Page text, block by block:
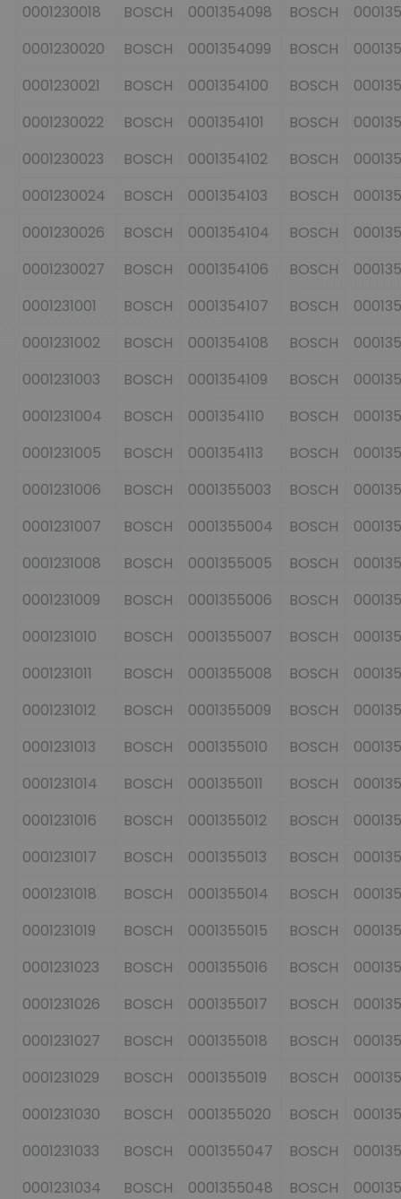
0001230018
BOSCH 0001354098 BOSCH
0001230020
BOSCH 0001354099 BOSCH
0001230021
BOSCH 0001354100 BOSCH
0001230022
BOSCH 0001354101 BOSCH
0001230023
BOSCH 0001354102 BOSCH
0001230024
BOSCH 0001354103 BOSCH
0001230026
BOSCH 0001354104 BOSCH
0001230027
BOSCH 0001354106 BOSCH
0001231001
BOSCH 0001354107 BOSCH
0001231002
BOSCH 0001354108 BOSCH
0001231003
BOSCH 0001354109 BOSCH
0001231004
BOSCH 0001354110 BOSCH
0001231005
BOSCH 0001354113 BOSCH
0001231006
BOSCH 0001355003 BOSCH
0001231007
BOSCH 0001355004 BOSCH
0001231008
BOSCH 0001355005 BOSCH
0001231009
BOSCH 0001355006 BOSCH
0001231010
BOSCH 0001355007 BOSCH
0001231011
BOSCH 0001355008 BOSCH
0001231012
BOSCH 0001355009 BOSCH
0001231013
BOSCH 0001355010 BOSCH
0001231014
BOSCH 0001355011 BOSCH
0001231016
BOSCH 0001355012 BOSCH
0001231017
BOSCH 0001355013 BOSCH
0001231018
BOSCH 0001355014 BOSCH
0001231019
BOSCH 0001355015 BOSCH
0001231023
BOSCH 0001355016 BOSCH
0001231026
BOSCH 0001355017 BOSCH
0001231027
BOSCH 0001355018 BOSCH
0001231029
BOSCH 0001355019 BOSCH
0001231030
BOSCH 0001355020 BOSCH
0001231033
BOSCH 0001355047 BOSCH
0001231034
BOSCH 0001355048 BOSCH